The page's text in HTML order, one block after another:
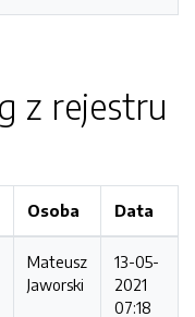
z rejestru
Osoba Data
Mateusz
Jaworski
13-05-
2021
07:18